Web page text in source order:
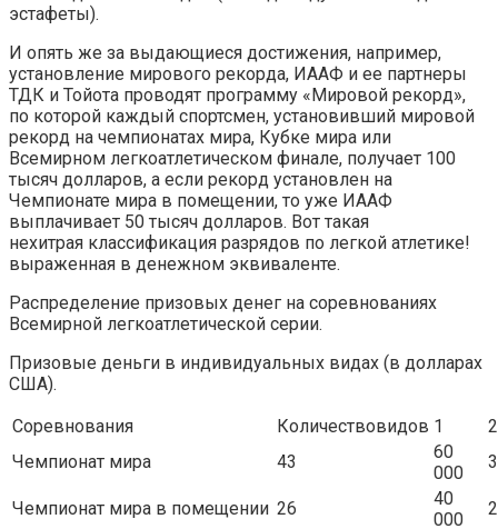
эстафеты).
И опять же за выдающиеся достижения, например,
установление мирового рекорда, ИААФ и ее партнеры
ТДК и Тойота проводят программу «Мировой рекорд»,
по которой каждый спортсмен, установивший мировой
рекорд на чемпионатах мира, Кубке мира или
Всемирном легкоатлетическом финале, получает 100
тысяч долларов, а если рекорд установлен на
Чемпионате мира в помещении, то уже ИААФ
выплачивает 50 тысяч долларов. Вот такая
нехитрая классификация разрядов по легкой атлетике!
выраженная в денежном эквиваленте.
Распределение призовых денег на соревнованиях
Всемирной легкоатлетической серии.
Призовые деньги в индивидуальных видах (в долларах
США).
Соревнования
Количествовидов 1
2
Чемпионат мира
43
60
000
Чемпионат мира в помещении 26
40
000